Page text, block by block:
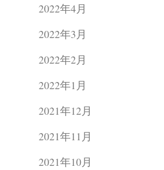
2022年4月
2022年3月
2022年2月
2022年1月
2021年12月
2021年11月
2021年10月